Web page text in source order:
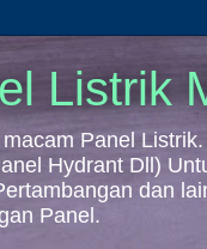
Listrik
Panel
Hydrant Dll)
dan
Panel.